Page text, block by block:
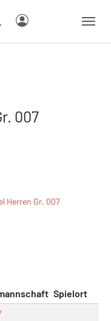
007
Herren Gr. 007
Spielort